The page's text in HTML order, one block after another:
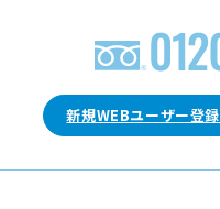
新規WEBユーザー登録